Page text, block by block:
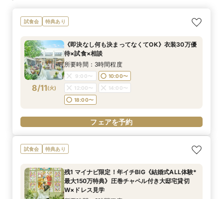
試食会 特典あり
8/11(火)
《即決なし何も決まってなくてOK》衣装30万優
待×試食×相談
所要時間：3時間程度
9:00〜
10:00〜
12:00〜
14:00〜
18:00〜
フェアを予約
試食会 特典あり
残1 マイナビ限定！年イチBIG《結婚式ALL体験*
最大150万特典》圧巻チャペル付き大邸宅貸切
W×ドレス見学